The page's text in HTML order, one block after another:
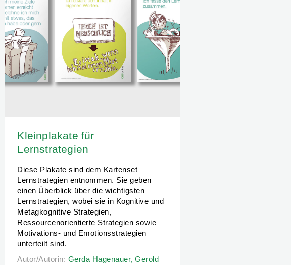
Tina Hascher
Kleinplakate für
Lernstrategien
Diese Plakate sind dem Kartenset
Lernstrategien entnommen. Sie geben
einen Überblick über die wichtigsten
Lernstrategien, wobei sie in Kognitive und
Metagkognitive Strategien,
Ressourcenorientierte Strategien sowie
Motivations- und Emotionsstrategien
unterteilt sind.
Autor/Autorin: Gerda Hagenauer,Gerold Brägger,
Autor/Autorin: Gerda Hagenauer,Gerold